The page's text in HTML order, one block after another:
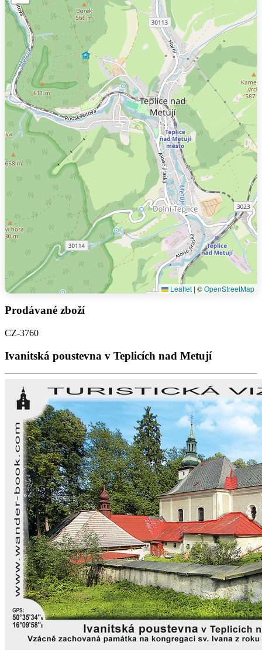
Leaflet | ©OpenStreetMap
Prodávané zboží
CZ-3760
Ivanitská poustevna v Teplicích nad Metují